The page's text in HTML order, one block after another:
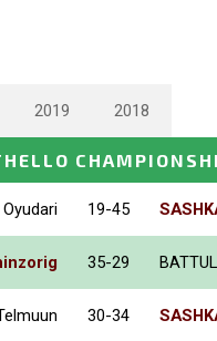
2019 2018
Oyudari 19-45
35-29
30-34